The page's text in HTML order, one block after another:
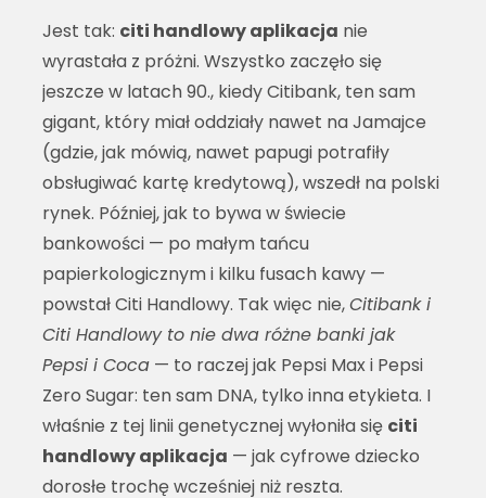
Jest tak: citi handlowy aplikacja nie
wyrastała z próżni. Wszystko zaczęło się
jeszcze w latach 90., kiedy Citibank, ten sam
gigant, który miał oddziały nawet na Jamajce
(gdzie, jak mówią, nawet papugi potrafiły
obsługiwać kartę kredytową), wszedł na polski
rynek. Później, jak to bywa w świecie
bankowości — po małym tańcu
papierkologicznym i kilku fusach kawy —
powstał Citi Handlowy. Tak więc nie,Citibank i
Citi Handlowy to nie dwa różne banki jak
Pepsi i Coca— to raczej jak Pepsi Max i Pepsi
Zero Sugar: ten sam DNA, tylko inna etykieta. I
właśnie z tej linii genetycznej wyłoniła się citi
handlowy aplikacja — jak cyfrowe dziecko
dorosłe trochę wcześniej niż reszta.